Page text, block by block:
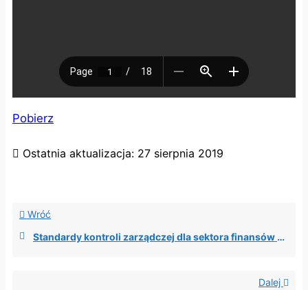
Pobierz
Ostatnia aktualizacja: 27 sierpnia 2019
Wróć
Standardy kontroli zarządczej dla sektora finansów publicznych
Dalej